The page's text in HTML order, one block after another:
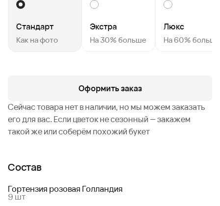
Стандарт
Как на фото
Экстра
На 30% больше
Люкс
На 60% больше
Оформить заказ
Сейчас товара нет в наличии, но мы можем заказать
его для вас. Если цветок не сезонный — закажем
такой же или соберём похожий букет
Состав
Гортензия розовая Голландия
9 шт